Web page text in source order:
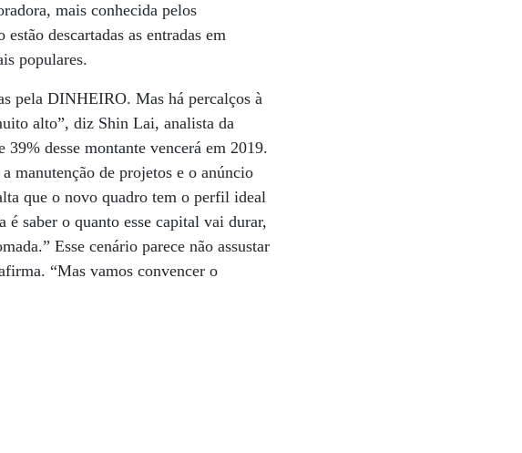
mais conhecida pelos
descartadas as entradas em
populares.
pela DINHEIRO. Mas há percalços à
alto”, diz Shin Lai, analista da
desse montante vencerá em 2019.
manutenção de projetos e o anúncio
que o novo quadro tem o perfil ideal
é saber o quanto esse capital vai durar,
Esse cenário parece não assustar
“Mas vamos convencer o